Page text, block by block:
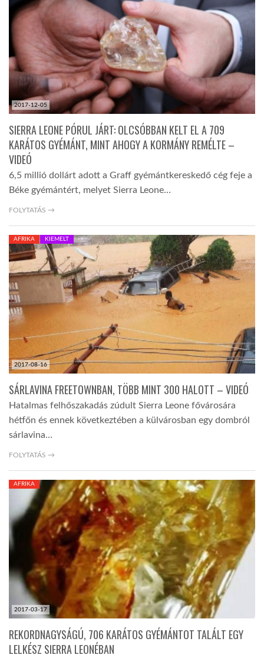
TROPICALMAGAZIN
GLOBOTV
AFRIKA TUDÁSTÁR
A NAP SZÉPE
LINKTR.EE
GLOBOZSARU
DOBRAVERO.HU
LATIMO.HU
GLOBOBOOK
2017-12-05
SIERRA LEONE PÓRUL JÁRT: OLCSÓBBAN KELT EL A 709
KARÁTOS GYÉMÁNT, MINT AHOGY A KORMÁNY REMÉLTE –
VIDEÓ
6,5 millió dollárt adott a Graff gyémántkereskedő cég feje a
Béke gyémántért, melyet Sierra Leone…
FOLYTATÁS →
2017-08-16
AFRIKA KIEMELT
SÁRLAVINA FREETOWNBAN, TÖBB MINT 300 HALOTT – VIDEÓ
Hatalmas felhőszakadás zúdult Sierra Leone fővárosára
hétfőn és ennek következtében a külvárosban egy dombról
sárlavina…
FOLYTATÁS →
2017-03-17
AFRIKA
REKORDNAGYSÁGÚ, 706 KARÁTOS GYÉMÁNTOT TALÁLT EGY
LELKÉSZ SIERRA LEONÉBAN